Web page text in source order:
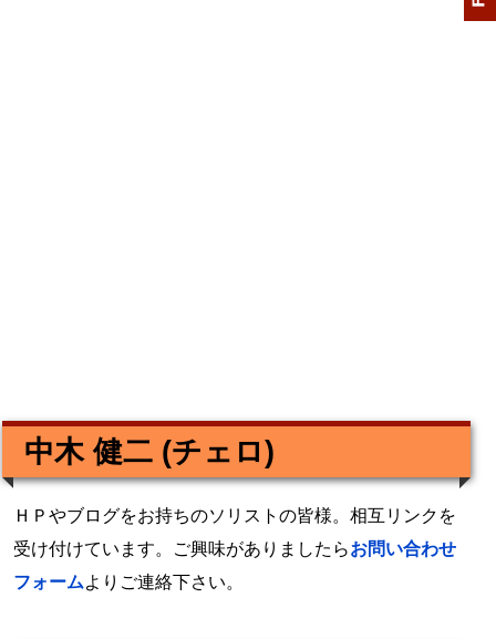
中木 健二 (チェロ)
ＨＰやブログをお持ちのソリストの皆様。相互リンクを
受け付けています。ご興味がありましたらお問い合わせ
フォームよりご連絡下さい。